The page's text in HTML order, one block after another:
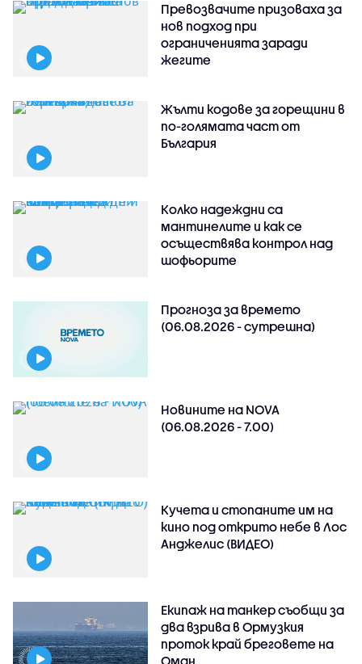
Превозвачите призоваха за
нов подход при
ограниченията заради
жегите
Жълти кодове за горещини в
по-голямата част от
България
Колко надеждни са
мантинелите и как се
осъществява контрол над
шофьорите
Прогноза за времето
(06.08.2026 - сутрешна)
Новините на NOVA
(06.08.2026 - 7.00)
Кучета и стопаните им на
кино под открито небе в Лос
Анджелис (ВИДЕО)
Екипаж на танкер съобщи за
два взрива в Ормузкия
проток край бреговете на
Оман